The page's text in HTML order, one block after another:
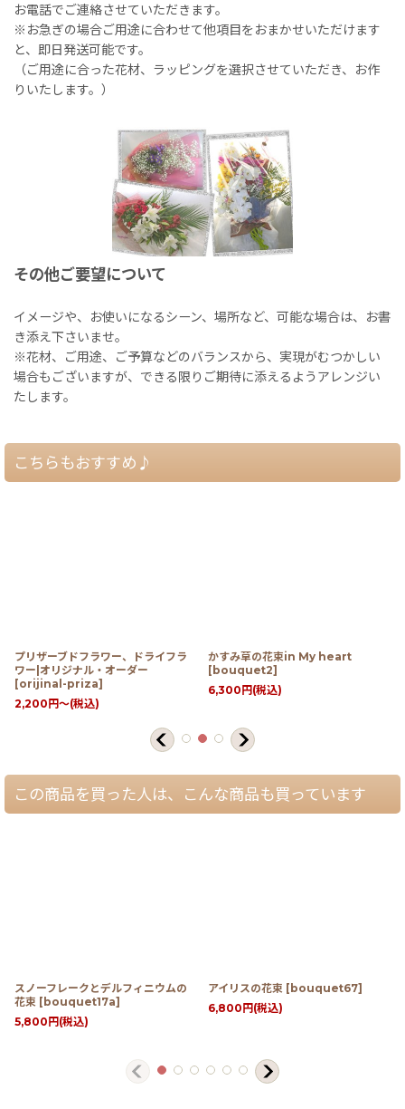
お電話でご連絡させていただきます。
※お急ぎの場合ご用途に合わせて他項目をおまかせいただけます
と、即日発送可能です。
（ご用途に合った花材、ラッピングを選択させていただき、お作
りいたします。）
その他ご要望について
イメージや、お使いになるシーン、場所など、可能な場合は、お書
き添え下さいませ。
※花材、ご用途、ご予算などのバランスから、実現がむつかしい
場合もございますが、できる限りご期待に添えるようアレンジい
たします。
こちらもおすすめ♪
プリザーブドフラワー、ドライフラ
ワー|オリジナル・オーダー
[orijinal-priza]
2,200 円～(税込)
かすみ草の花束in My heart
[ bouquet2]
6,300 円 (税込)
この商品を買った人は、こんな商品も買っています
スノーフレークとデルフィニウムの
花束 [ bouquet17a]
5,800 円 (税込)
アイリスの花束 [ bouquet67]
6,800 円 (税込)